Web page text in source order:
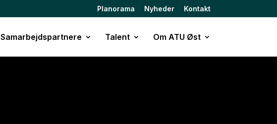
Planorama Nyheder Kontakt
Samarbejdspartnere Talent Om ATU Øst